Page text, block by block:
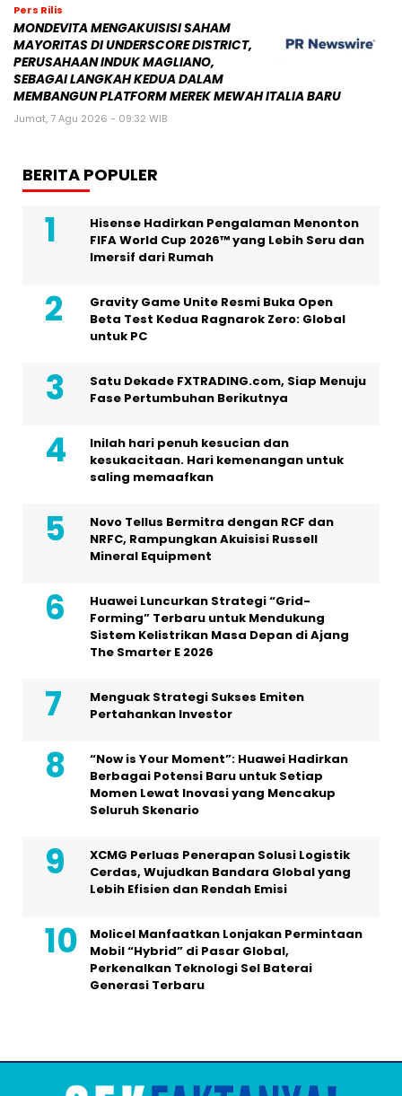
Pers Rilis
MONDEVITA MENGAKUISISI SAHAM
MAYORITAS DI UNDERSCORE DISTRICT,
PERUSAHAAN INDUK MAGLIANO,
SEBAGAI LANGKAH KEDUA DALAM
MEMBANGUN PLATFORM MEREK MEWAH ITALIA BARU
Jumat, 7 Agu 2026 - 09:32 WIB
BERITA POPULER
Hisense Hadirkan Pengalaman Menonton
FIFA World Cup 2026™ yang Lebih Seru dan
Imersif dari Rumah
Gravity Game Unite Resmi Buka Open
Beta Test Kedua Ragnarok Zero: Global
untuk PC
Satu Dekade FXTRADING.com, Siap Menuju
Fase Pertumbuhan Berikutnya
Inilah hari penuh kesucian dan
kesukacitaan. Hari kemenangan untuk
saling memaafkan
Novo Tellus Bermitra dengan RCF dan
NRFC, Rampungkan Akuisisi Russell
Mineral Equipment
Huawei Luncurkan Strategi “Grid-
Forming” Terbaru untuk Mendukung
Sistem Kelistrikan Masa Depan di Ajang
The Smarter E 2026
Menguak Strategi Sukses Emiten
Pertahankan Investor
“Now is Your Moment”: Huawei Hadirkan
Berbagai Potensi Baru untuk Setiap
Momen Lewat Inovasi yang Mencakup
Seluruh Skenario
XCMG Perluas Penerapan Solusi Logistik
Cerdas, Wujudkan Bandara Global yang
Lebih Efisien dan Rendah Emisi
Molicel Manfaatkan Lonjakan Permintaan
Mobil “Hybrid” di Pasar Global,
Perkenalkan Teknologi Sel Baterai
Generasi Terbaru